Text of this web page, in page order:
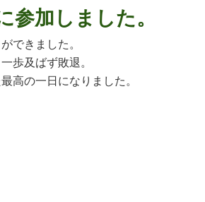
参加しました。
できました。
歩及ばず敗退。
高の一日になりました。